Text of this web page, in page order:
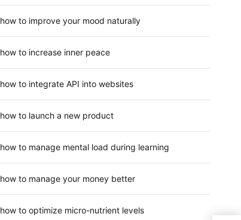
how to improve your mood naturally
how to increase inner peace
how to integrate API into websites
how to launch a new product
how to manage mental load during learning
how to manage your money better
how to optimize micro-nutrient levels